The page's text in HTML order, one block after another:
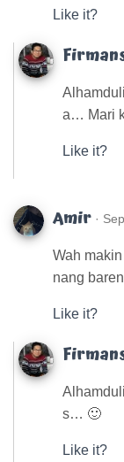
Like it?
a… Mari
Like it?
Amir ·
Wah
nang
Like it?
s… 🙂
Like it?